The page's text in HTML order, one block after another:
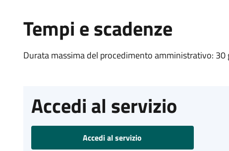
Tempi e scadenze
Durata massima del procedimento amministrativo: 30
Accedi al servizio
Accedi al servizio